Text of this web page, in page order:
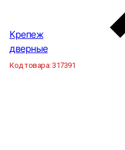
Крепеж
дверные
Код товара:317391